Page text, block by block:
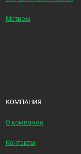
Метизы
КОМПАНИЯ
О компании
Контакты